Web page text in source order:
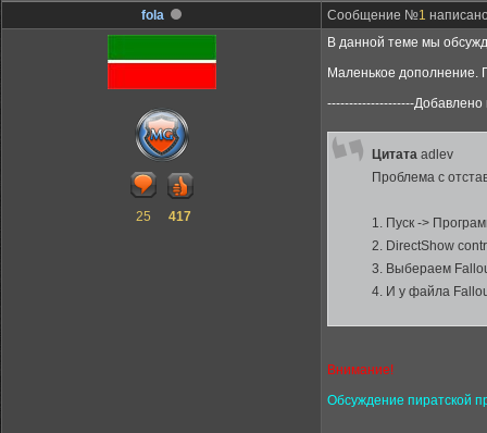
fola Сообщение №1
25 417
В данной теме мы
Маленькое дополнение.
--------------------Добавлено
Цитата adlev
Проблема с
1. Пуск ->
2. DirectShow
3. Выбераем
4. И у файла
Внимание!
Обсуждение пиратской